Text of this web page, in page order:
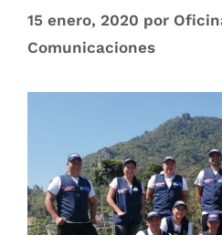
15 enero, 2020 por
Comunicaciones